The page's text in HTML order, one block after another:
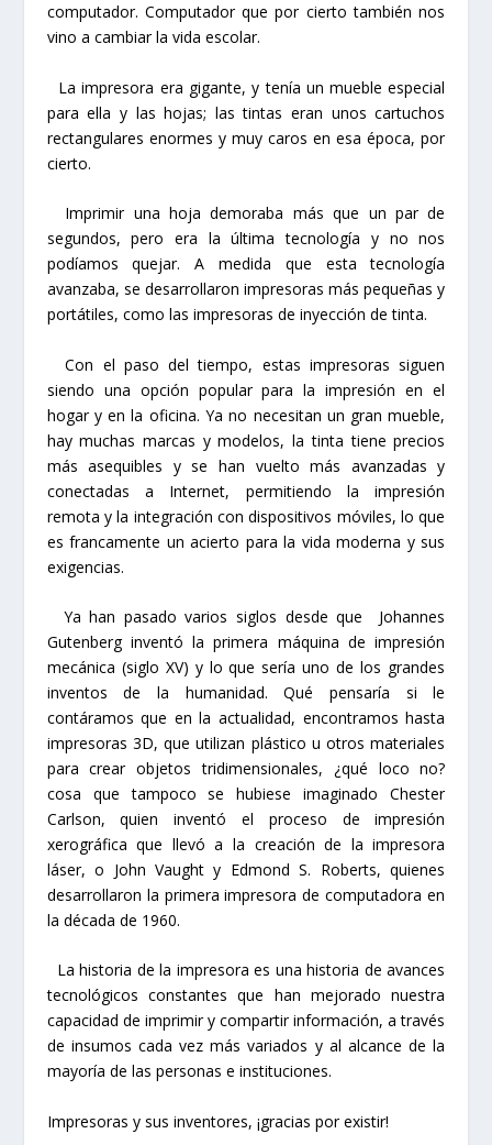
computador. Computador que por cierto también nos
vino a cambiar la vida escolar.
La impresora era gigante, y tenía un mueble especial
para ella y las hojas; las tintas eran unos cartuchos
rectangulares enormes y muy caros en esa época, por
cierto.
Imprimir una hoja demoraba más que un par de
segundos, pero era la última tecnología y no nos
podíamos quejar. A medida que esta tecnología
avanzaba, se desarrollaron impresoras más pequeñas y
portátiles, como las impresoras de inyección de tinta.
Con el paso del tiempo, estas impresoras siguen
siendo una opción popular para la impresión en el
hogar y en la oficina. Ya no necesitan un gran mueble,
hay muchas marcas y modelos, la tinta tiene precios
más asequibles y se han vuelto más avanzadas y
conectadas a Internet, permitiendo la impresión
remota y la integración con dispositivos móviles, lo que
es francamente un acierto para la vida moderna y sus
exigencias.
Ya han pasado varios siglos desde que Johannes
Gutenberg inventó la primera máquina de impresión
mecánica (siglo XV) y lo que sería uno de los grandes
inventos de la humanidad. Qué pensaría si le
contáramos que en la actualidad, encontramos hasta
impresoras 3D, que utilizan plástico u otros materiales
para crear objetos tridimensionales, ¿qué loco no?
cosa que tampoco se hubiese imaginado Chester
Carlson, quien inventó el proceso de impresión
xerográfica que llevó a la creación de la impresora
láser, o John Vaught y Edmond S. Roberts, quienes
desarrollaron la primera impresora de computadora en
la década de 1960.
La historia de la impresora es una historia de avances
tecnológicos constantes que han mejorado nuestra
capacidad de imprimir y compartir información, a través
de insumos cada vez más variados y al alcance de la
mayoría de las personas e instituciones.
Impresoras y sus inventores, ¡gracias por existir!